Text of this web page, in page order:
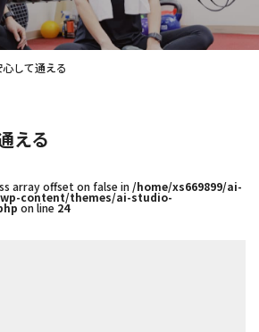
して通える
える
array offset on false in /home/xs669899/ai-
content/themes/ai-studio-
on line 24